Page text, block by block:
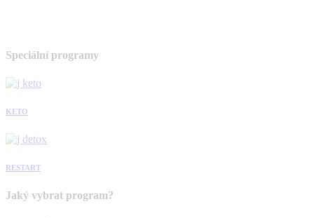
Speciální programy
KETO
RESTART
Jaký vybrat program?